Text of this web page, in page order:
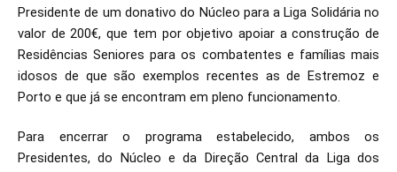
Presidente de um donativo do Núcleo para a Liga Solidária no
valor de 200€, que tem por objetivo apoiar a construção de
Residências Seniores para os combatentes e famílias mais
idosos de que são exemplos recentes as de Estremoz e
Porto e que já se encontram em pleno funcionamento.
Para encerrar o programa estabelecido, ambos os
Presidentes, do Núcleo e da Direção Central da Liga dos